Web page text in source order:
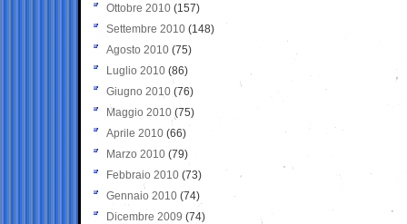
Ottobre 2010 (157)
Settembre 2010 (148)
Agosto 2010 (75)
Luglio 2010 (86)
Giugno 2010 (76)
Maggio 2010 (75)
Aprile 2010 (66)
Marzo 2010 (79)
Febbraio 2010 (73)
Gennaio 2010 (74)
Dicembre 2009 (74)